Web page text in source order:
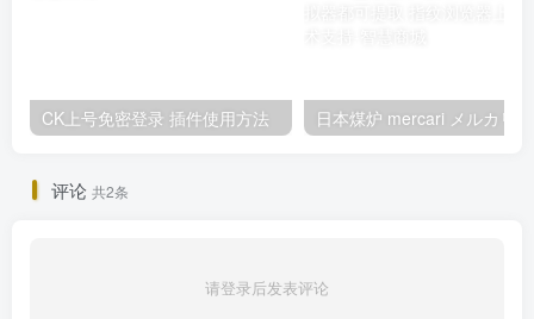
CK上号免密登录 插件使用方法
评论 共2条
请登录后发表评论